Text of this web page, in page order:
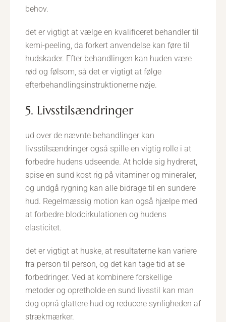
behov.
det er vigtigt at vælge en kvalificeret behandler til
kemi-peeling, da forkert anvendelse kan føre til
hudskader. Efter behandlingen kan huden være
rød og følsom, så det er vigtigt at følge
efterbehandlingsinstruktionerne nøje.
5. Livsstilsændringer
ud over de nævnte behandlinger kan
livsstilsændringer også spille en vigtig rolle i at
forbedre hudens udseende. At holde sig hydreret,
spise en sund kost rig på vitaminer og mineraler,
og undgå rygning kan alle bidrage til en sundere
hud. Regelmæssig motion kan også hjælpe med
at forbedre blodcirkulationen og hudens
elasticitet.
det er vigtigt at huske, at resultaterne kan variere
fra person til person, og det kan tage tid at se
forbedringer. Ved at kombinere forskellige
metoder og opretholde en sund livsstil kan man
dog opnå glattere hud og reducere synligheden af
strækmærker.